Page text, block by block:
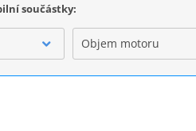
součástky:
Objem motoru